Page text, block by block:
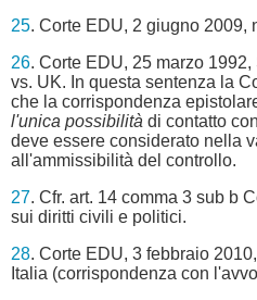
25. Corte EDU, 2 giugno 2009,
26. Corte EDU, 25 marzo 1992,
vs. UK. In questa sentenza la
che la corrispondenza
l'unica possibilità di contatto
deve essere considerato nella
all'ammissibilità del controllo.
27. Cfr. art. 14 comma 3 sub b
sui diritti civili e politici.
28. Corte EDU, 3 febbraio
Italia (corrispondenza con